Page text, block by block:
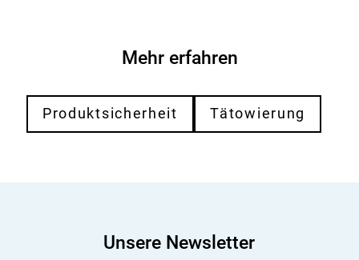
Mehr erfahren
Produktsicherheit Tätowierung
Unsere Newsletter